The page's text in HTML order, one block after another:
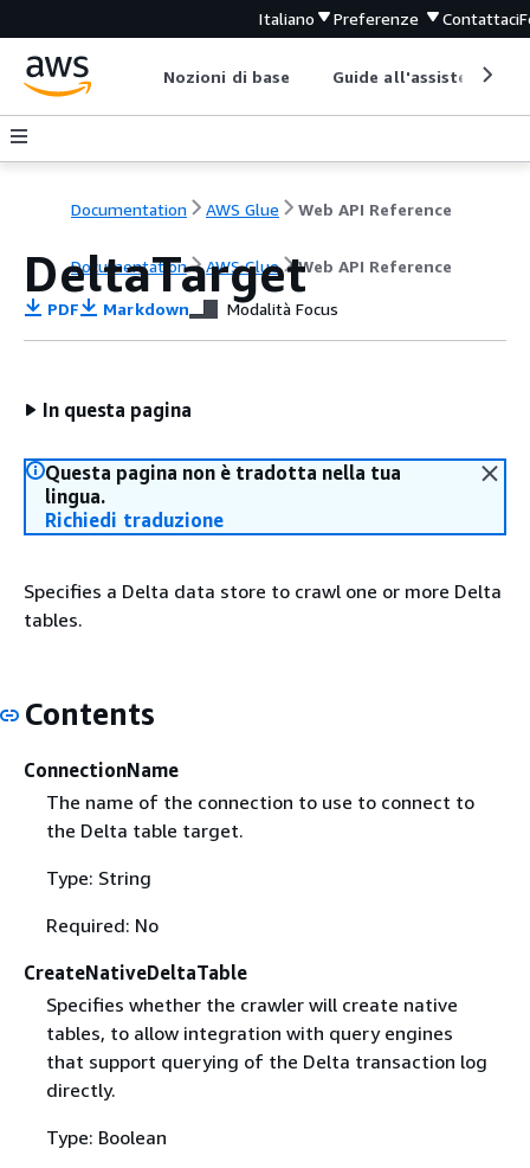
Italiano Preferenze Contattaci
Nozioni di base Guide all'assistenza
Documentation AWS Glue Web API Reference
Documentation AWS Glue Web API Reference
DeltaTarget
PDF Markdown Modalità Focus
In questa pagina
Questa pagina non è tradotta nella tua
lingua.
Richiedi traduzione
Specifies a Delta data store to crawl one or more Delta
tables.
Contents
ConnectionName
The name of the connection to use to connect to
the Delta table target.
Type: String
Required: No
CreateNativeDeltaTable
Specifies whether the crawler will create native
tables, to allow integration with query engines
that support querying of the Delta transaction log
directly.
Type: Boolean